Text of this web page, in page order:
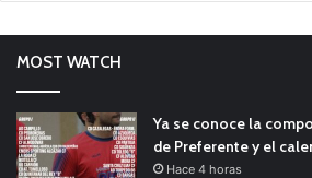
MOST WATCH
Ya se conoce la
de Preferente y el
Hace 4 horas